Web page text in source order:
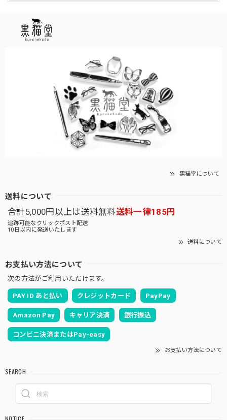
黒猫堂について
送料について
合計5,000円以上は送料無料送料一律185円
追跡可能なクリックポスト配送
10日以内に発送いたします
送料について
お支払い方法について
次の方法がご利用いただけます。
PAY ID あと払い クレジットカード PayPay
Amazon Pay キャリア決済 銀行振込
コンビニ決済またはPay-easy
お支払い方法について
SEARCH